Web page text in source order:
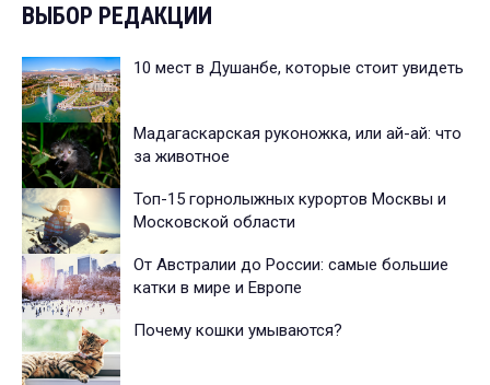
ВЫБОР РЕДАКЦИИ
10 мест в Душанбе, которые стоит увидеть
Мадагаскарская руконожка, или ай-ай: что
за животное
Топ-15 горнолыжных курортов Москвы и
Московской области
От Австралии до России: самые большие
катки в мире и Европе
Почему кошки умываются?